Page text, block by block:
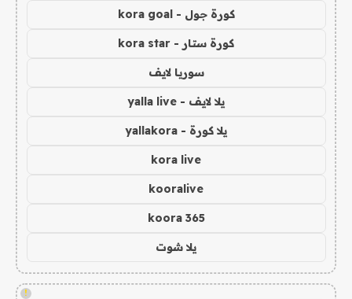
كورة جول - kora goal
كورة ستار - kora star
سوريا لايف
يلا لايف - yalla live
يلا كورة - yallakora
kora live
kooralive
koora 365
يلا شوت
!